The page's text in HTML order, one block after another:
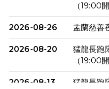
（19:00
2026-08-26 盂蘭慈善
2026-08-20
猛龍長跑
（19:00
2026-08-13
猛龍長跑